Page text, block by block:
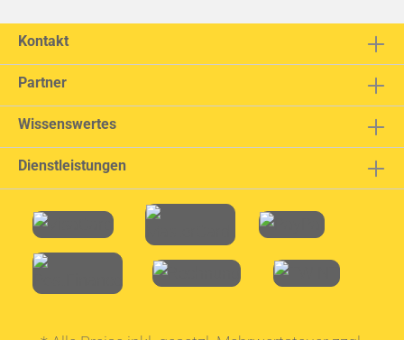
Kontakt
Partner
Wissenswertes
Dienstleistungen